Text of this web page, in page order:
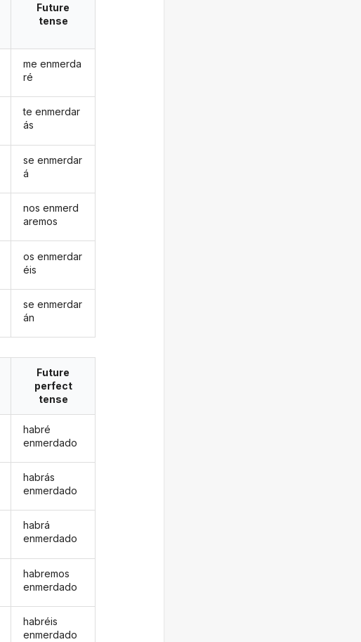
Future
tense
me enmerda
ré
te enmerdar
ás
se enmerdar
á
nos enmerd
aremos
os enmerdar
éis
se enmerdar
án
Future
perfect
tense
habré
enmerdado
habrás
enmerdado
habrá
enmerdado
habremos
enmerdado
habréis
enmerdado